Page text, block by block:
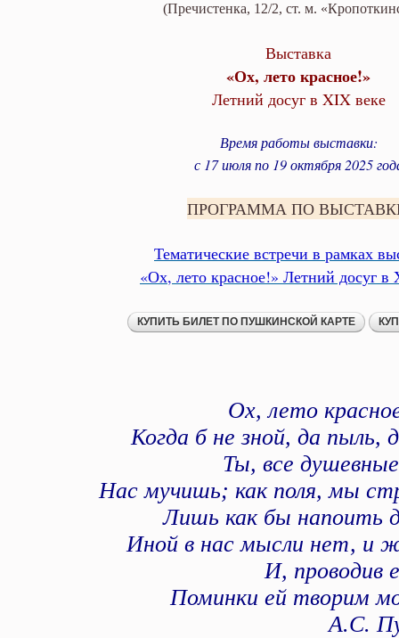
(Пречистенка, 12/2, ст. м.
Выставка
«Ох, лето красное!»
Летний досуг в XIX веке
Время работы выставки:
с 17 июля по 19 октября 2025
ПРОГРАММА ПО
Тематические встречи в рамках
«Ох, лето красное!» Летний досуг в
Ох, лето
Когда б не зной, да пыль,
Ты, все
Нас мучишь; как поля, мы
Лишь как бы напоить
Иной в нас мысли нет, и
И, проводив
Поминки ей творим
А.С.